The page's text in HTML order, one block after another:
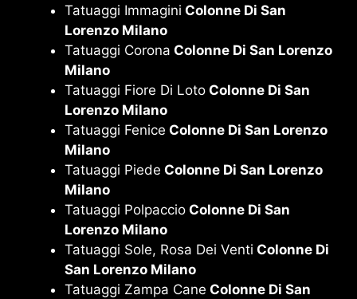
Tatuaggi Immagini Colonne Di San
Lorenzo Milano
Tatuaggi Corona Colonne Di San Lorenzo
Milano
Tatuaggi Fiore Di Loto Colonne Di San
Lorenzo Milano
Tatuaggi Fenice Colonne Di San Lorenzo
Milano
Tatuaggi Piede Colonne Di San Lorenzo
Milano
Tatuaggi Polpaccio Colonne Di San
Lorenzo Milano
Tatuaggi Sole, Rosa Dei Venti Colonne Di
San Lorenzo Milano
Tatuaggi Zampa Cane Colonne Di San